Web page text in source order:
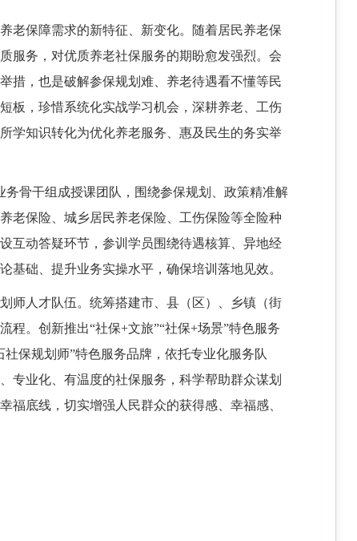
老保障需求的新特征、新变化。随着居民养老保
服务，对优质养老社保服务的期盼愈发强烈。会
措，也是破解参保规划难、养老待遇看不懂等民
板，珍惜系统化实战学习机会，深耕养老、工伤
学知识转化为优化养老服务、惠及民生的务实举
务骨干组成授课团队，围绕参保规划、政策精准解
老保险、城乡居民养老保险、工伤保险等全险种
互动答疑环节，参训学员围绕待遇核算、异地经
础、提升业务实操水平，确保培训落地见效。
师人才队伍。统筹搭建市、县（区）、乡镇（街
程。创新推出“社保+文旅”“社保+场景”特色服务
保规划师”特色服务品牌，依托专业化服务队
专业化、有温度的社保服务，科学帮助群众谋划
底线，切实增强人民群众的获得感、幸福感、